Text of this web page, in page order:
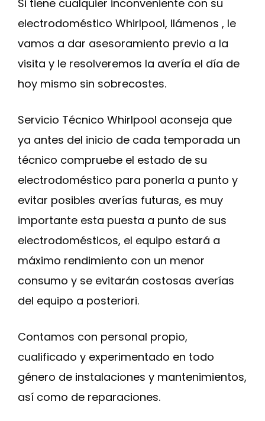
Si tiene cualquier inconveniente con su
electrodoméstico Whirlpool, llámenos , le
vamos a dar asesoramiento previo a la
visita y le resolveremos la avería el día de
hoy mismo sin sobrecostes.
Servicio Técnico Whirlpool aconseja que
ya antes del inicio de cada temporada un
técnico compruebe el estado de su
electrodoméstico para ponerla a punto y
evitar posibles averías futuras, es muy
importante esta puesta a punto de sus
electrodomésticos, el equipo estará a
máximo rendimiento con un menor
consumo y se evitarán costosas averías
del equipo a posteriori.
Contamos con personal propio,
cualificado y experimentado en todo
género de instalaciones y mantenimientos,
así como de reparaciones.